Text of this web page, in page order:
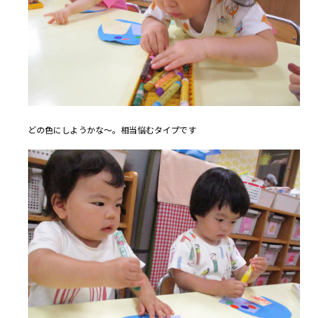
どの色にしようかな～。相当悩むタイプです